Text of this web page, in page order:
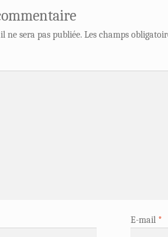
ne sera pas publiée. Les champs
E-mail *